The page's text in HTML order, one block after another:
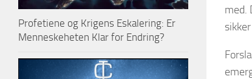
med.
Profetiene og Krigens Eskalering: Er
Menneskeheten Klar for Endring?